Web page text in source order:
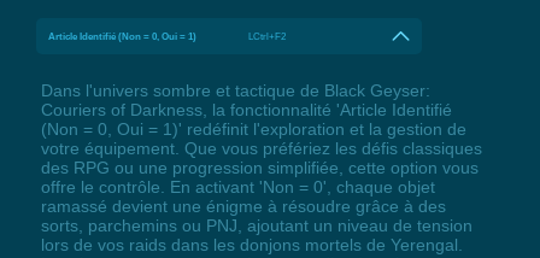
Article Identifié (Non = 0, Oui = 1) LCtrl+F2
Dans l'univers sombre et tactique de Black Geyser:
Couriers of Darkness, la fonctionnalité 'Article Identifié
(Non = 0, Oui = 1)' redéfinit l'exploration et la gestion de
votre équipement. Que vous préfériez les défis classiques
des RPG ou une progression simplifiée, cette option vous
offre le contrôle. En activant 'Non = 0', chaque objet
ramassé devient une énigme à résoudre grâce à des
sorts, parchemins ou PNJ, ajoutant un niveau de tension
lors de vos raids dans les donjons mortels de Yerengal.